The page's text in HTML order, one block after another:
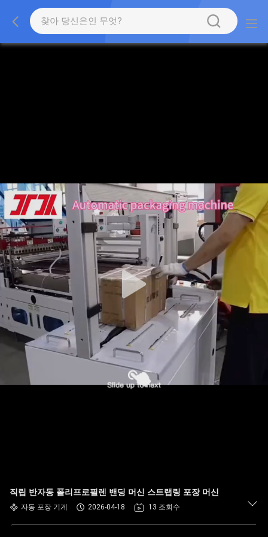
직립 반자동 폴리프로필렌 밴딩 머신 스트랩링 포장 머신
자동 포장 기계 2026-04-18 13 조회수